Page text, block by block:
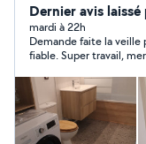
extérieurs : remise
(peinture,
parquet, etc.),
manutention
chargement/déchargement.
respect des
garantie
personnalisé sur
Dernier avis
mardi à 22h
Demande faite la
fiable. Super travail,